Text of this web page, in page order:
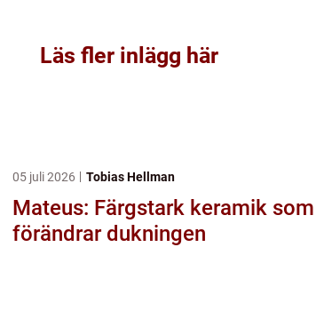
Läs fler inlägg här
05 juli 2026 Tobias Hellman
Mateus: Färgstark keramik som
förändrar dukningen